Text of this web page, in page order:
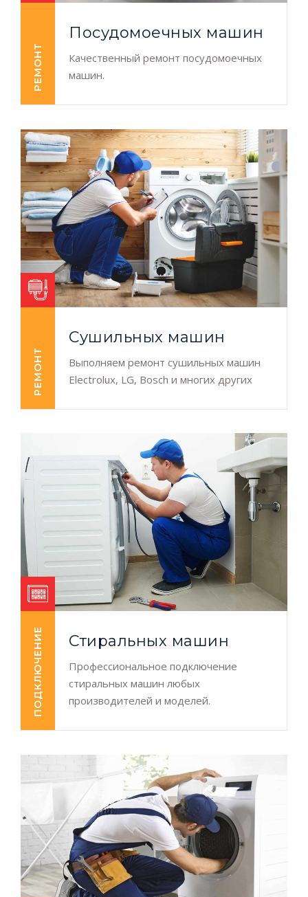
РЕМОНТ
Посудомоечных машин
Качественный ремонт посудомоечных
машин.
РЕМОНТ
Сушильных машин
Выполняем ремонт сушильных машин
Electrolux, LG, Bosch и многих других
ПОДКЛЮЧЕНИЕ Стиральных машин
Профессиональное подключение
стиральных машин любых
производителей и моделей.